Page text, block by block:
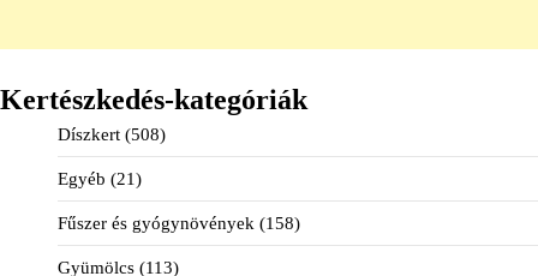
Kertészkedés-kategóriák
Díszkert (508)
Egyéb (21)
Fűszer és gyógynövények (158)
Gyümölcs (113)